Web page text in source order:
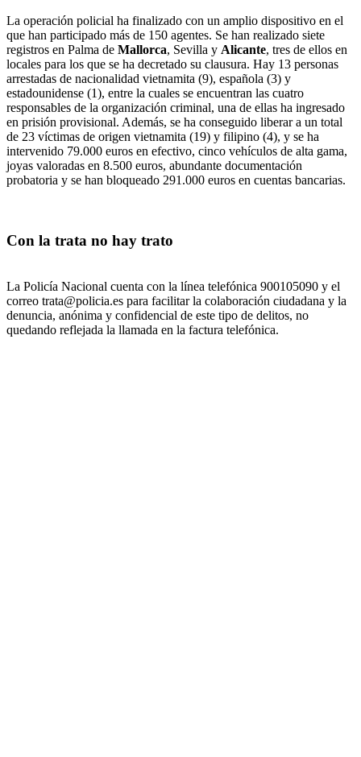
La operación policial ha finalizado con un amplio dispositivo en el
que han participado más de 150 agentes. Se han realizado siete
registros en Palma de Mallorca, Sevilla y Alicante, tres de ellos en
locales para los que se ha decretado su clausura. Hay 13 personas
arrestadas de nacionalidad vietnamita (9), española (3) y
estadounidense (1), entre la cuales se encuentran las cuatro
responsables de la organización criminal, una de ellas ha ingresado
en prisión provisional. Además, se ha conseguido liberar a un total
de 23 víctimas de origen vietnamita (19) y filipino (4), y se ha
intervenido 79.000 euros en efectivo, cinco vehículos de alta gama,
joyas valoradas en 8.500 euros, abundante documentación
probatoria y se han bloqueado 291.000 euros en cuentas bancarias.
Con la trata no hay trato
La Policía Nacional cuenta con la línea telefónica 900105090 y el
correo trata@policia.es para facilitar la colaboración ciudadana y la
denuncia, anónima y confidencial de este tipo de delitos, no
quedando reflejada la llamada en la factura telefónica.